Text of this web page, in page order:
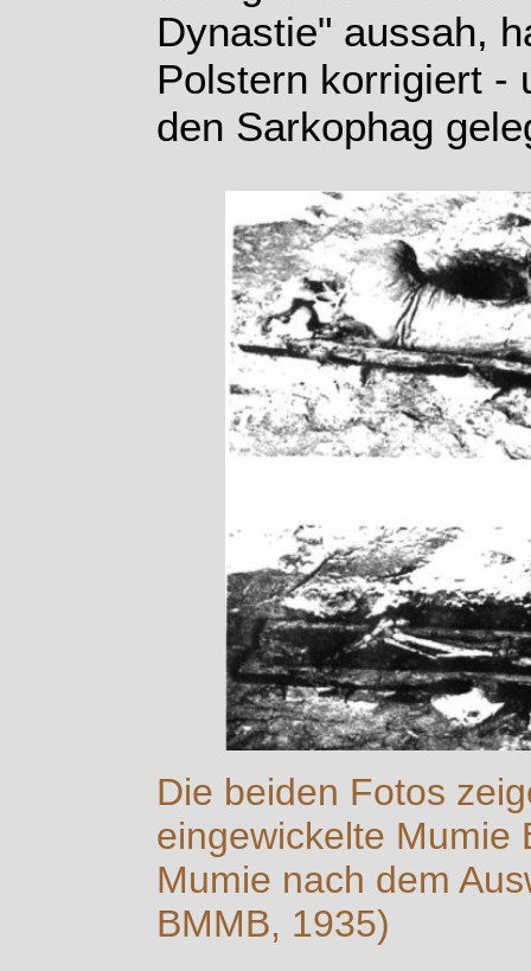
Dynastie" aussah,
Polstern korrigiert -
den Sarkophag
Die beiden Fotos
eingewickelte Mumie
Mumie nach dem
BMMB, 1935)